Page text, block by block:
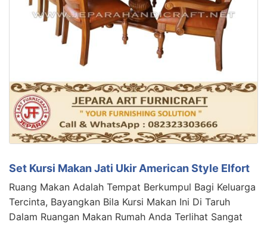
Set Kursi Makan Jati Ukir American Style Elfort
Ruang Makan Adalah Tempat Berkumpul Bagi Keluarga
Tercinta, Bayangkan Bila Kursi Makan Ini Di Taruh
Dalam Ruangan Makan Rumah Anda Terlihat Sangat